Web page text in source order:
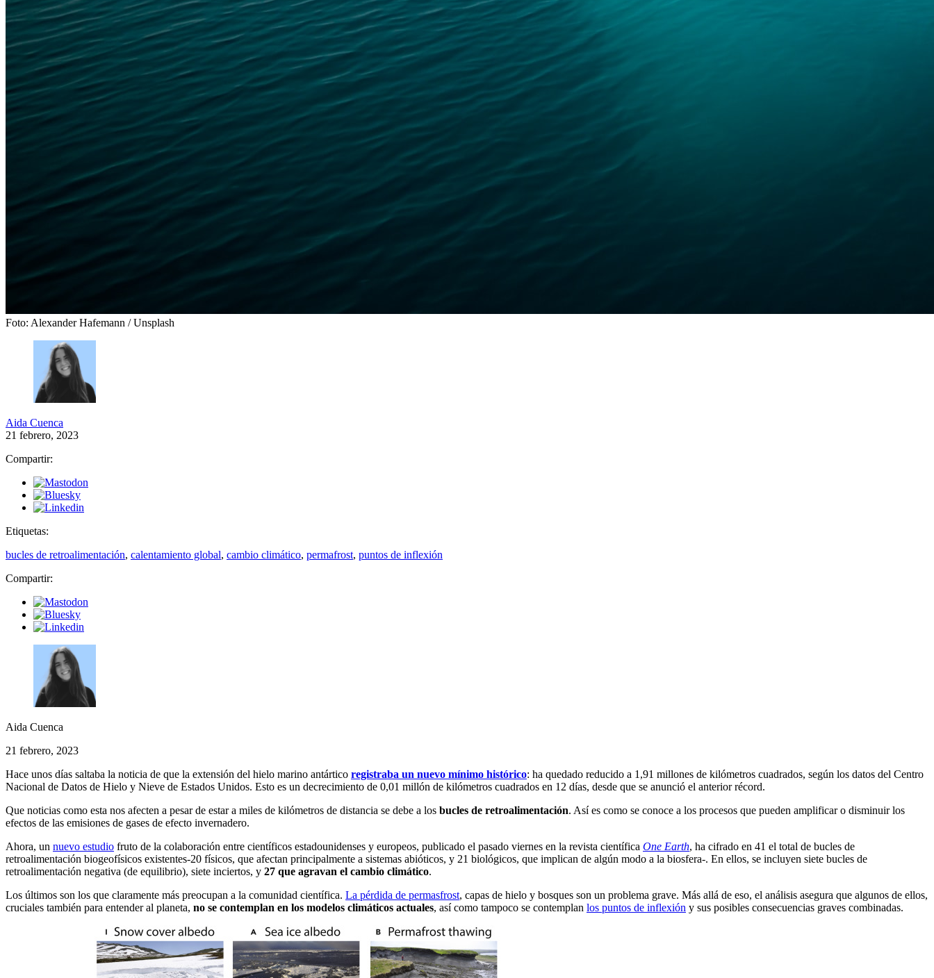
Foto: Alexander Hafemann / Unsplash
Aida Cuenca
21 febrero, 2023
Compartir:
Etiquetas:
bucles de retroalimentación, calentamiento global, cambio climático, permafrost, puntos de inflexión
Compartir:
Aida Cuenca
21 febrero, 2023
Hace unos días saltaba la noticia de que la extensión del hielo marino antártico registraba un nuevo mínimo histórico: ha quedado reducido a 1,91 millones de kilómetros cuadrados, según los datos del Centro
Nacional de Datos de Hielo y Nieve de Estados Unidos. Esto es un decrecimiento de 0,01 millón de kilómetros cuadrados en 12 días, desde que se anunció el anterior récord.
Que noticias como esta nos afecten a pesar de estar a miles de kilómetros de distancia se debe a los bucles de retroalimentación. Así es como se conoce a los procesos que pueden amplificar o disminuir los
efectos de las emisiones de gases de efecto invernadero.
Ahora, un nuevo estudio fruto de la colaboración entre científicos estadounidenses y europeos, publicado el pasado viernes en la revista científica One Earth, ha cifrado en 41 el total de bucles de
retroalimentación biogeofísicos existentes-20 físicos, que afectan principalmente a sistemas abióticos, y 21 biológicos, que implican de algún modo a la biosfera-. En ellos, se incluyen siete bucles de
retroalimentación negativa (de equilibrio), siete inciertos, y 27 que agravan el cambio climático.
Los últimos son los que claramente más preocupan a la comunidad científica. La pérdida de permasfrost, capas de hielo y bosques son un problema grave. Más allá de eso, el análisis asegura que algunos de ellos,
cruciales también para entender al planeta, no se contemplan en los modelos climáticos actuales, así como tampoco se contemplan los puntos de inflexión y sus posibles consecuencias graves combinadas.